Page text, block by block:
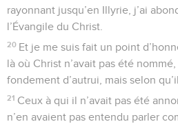
rayonnant jusqu’en Illyrie, j’ai
l’Évangile du Christ.
20 Et je me suis fait un point
là où Christ n’avait pas été
fondement d’autrui, mais selon
21 Ceux à qui il n’avait pas été
n’en avaient pas entendu parler